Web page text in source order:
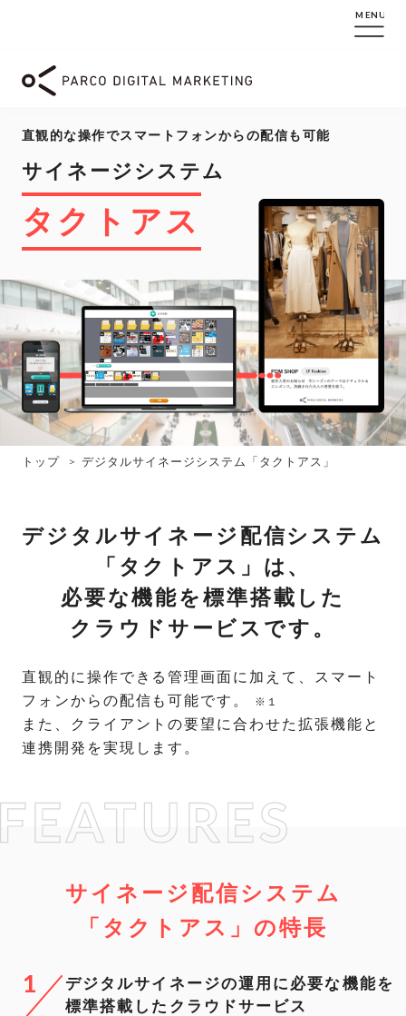
MENU
タクトアスの特長
拡張機能のご紹介
導入事例
会社情報
お問い合せ
直観的な操作でスマートフォンからの配信も可能
サイネージシステム
タクトアス
トップ デジタルサイネージシステム「タクトアス」
デジタルサイネージ配信システム
「タクトアス」は、
必要な機能を標準搭載した
クラウドサービスです。
直観的に操作できる管理画面に加えて、スマート
フォンからの配信も可能です。
※１
また、クライアントの要望に合わせた拡張機能と
連携開発を実現します。
サイネージ配信システム
「タクトアス」の特長
1
デジタルサイネージの運用に必要な機能を
標準搭載したクラウドサービス